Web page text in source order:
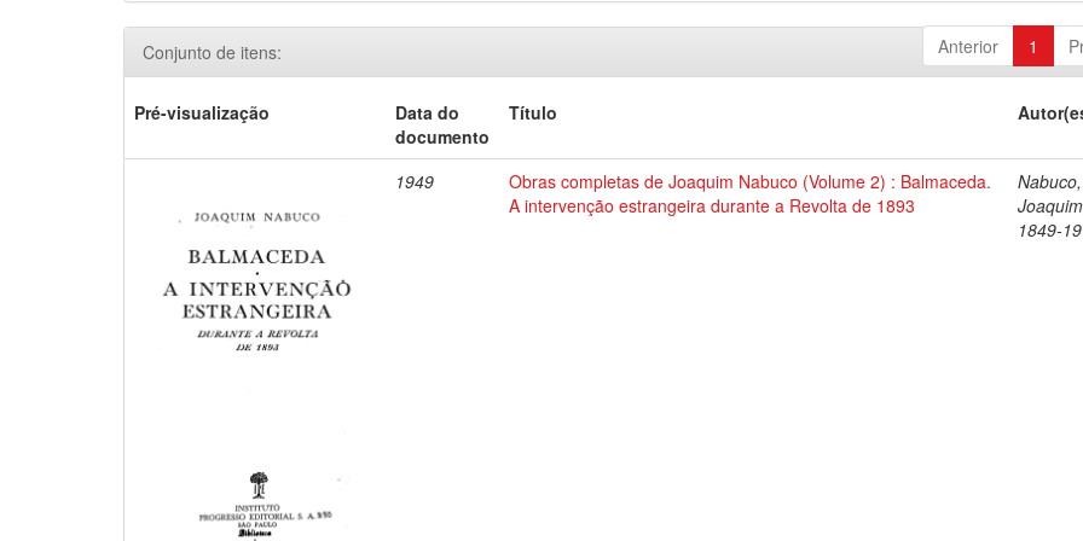
Anterior 1
Conjunto de itens:
Pré-visualização
Data do
documento
Título
1949
Obras completas de Joaquim Nabuco (Volume 2) : Balmaceda.
A intervenção estrangeira durante a Revolta de 1893
Nabuco,
1849-